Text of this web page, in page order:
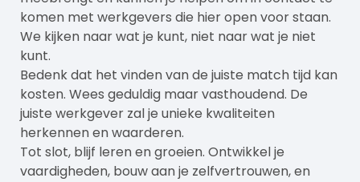
komen met werkgevers die hier open voor staan.
We kijken naar wat je kunt, niet naar wat je niet
kunt.
Bedenk dat het vinden van de juiste match tijd kan
kosten. Wees geduldig maar vasthoudend. De
juiste werkgever zal je unieke kwaliteiten
herkennen en waarderen.
Tot slot, blijf leren en groeien. Ontwikkel je
vaardigheden, bouw aan je zelfvertrouwen, en